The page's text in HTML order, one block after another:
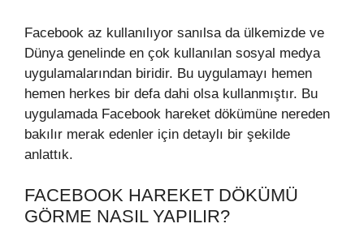
Facebook az kullanılıyor sanılsa da ülkemizde ve
Dünya genelinde en çok kullanılan sosyal medya
uygulamalarından biridir. Bu uygulamayı hemen
hemen herkes bir defa dahi olsa kullanmıştır. Bu
uygulamada Facebook hareket dökümüne nereden
bakılır merak edenler için detaylı bir şekilde
anlattık.
FACEBOOK HAREKET DÖKÜMÜ
GÖRME NASIL YAPILIR?